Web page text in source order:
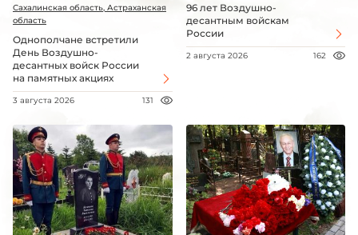
Сахалинская область, Астраханская
область
Однополчане встретили
День Воздушно-
десантных войск России
на памятных акциях
3 августа 2026 131
96 лет Воздушно-
десантным войскам
России
2 августа 2026 162